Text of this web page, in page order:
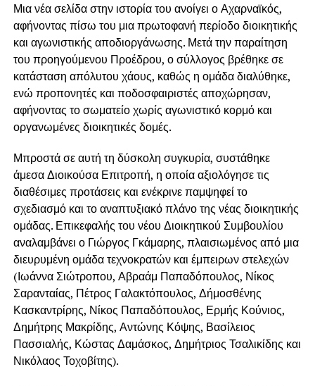
Μια νέα σελίδα στην ιστορία του ανοίγει ο Αχαρναϊκός,
αφήνοντας πίσω του μια πρωτοφανή περίοδο διοικητικής
και αγωνιστικής αποδιοργάνωσης. Μετά την παραίτηση
του προηγούμενου Προέδρου, ο σύλλογος βρέθηκε σε
κατάσταση απόλυτου χάους, καθώς η ομάδα διαλύθηκε,
ενώ προπονητές και ποδοσφαιριστές αποχώρησαν,
αφήνοντας το σωματείο χωρίς αγωνιστικό κορμό και
οργανωμένες διοικητικές δομές.
Μπροστά σε αυτή τη δύσκολη συγκυρία, συστάθηκε
άμεσα Διοικούσα Επιτροπή, η οποία αξιολόγησε τις
διαθέσιμες προτάσεις και ενέκρινε παμψηφεί το
σχεδιασμό και το αναπτυξιακό πλάνο της νέας διοικητικής
ομάδας. Επικεφαλής του νέου Διοικητικού Συμβουλίου
αναλαμβάνει ο Γιώργος Γκάμαρης, πλαισιωμένος από μια
διευρυμένη ομάδα τεχνοκρατών και έμπειρων στελεχών
(Ιωάννα Σιώτροπου, Αβραάμ Παπαδόπουλος, Νίκος
Σαρανταίας, Πέτρος Γαλακτόπουλος, Δήμοσθένης
Κασκαντρίρης, Νίκος Παπαδόπουλος, Ερμής Κούνιος,
Δημήτρης Μακρίδης, Αντώνης Κόψης, Βασίλειος
Πασσιαλής, Κώστας Δαμάσκoς, Δημήτριος Τσαλικίδης και
Νικόλαος Τοχοβίτης).